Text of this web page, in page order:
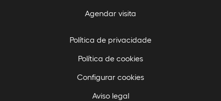
Agendar visita
Política de privacidade
Política de cookies
Configurar cookies
Aviso legal